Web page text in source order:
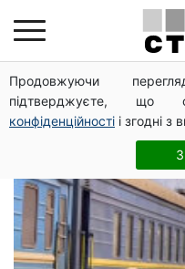
Продовжуючи
підтверджуєте, що
конфіденційності і згодні